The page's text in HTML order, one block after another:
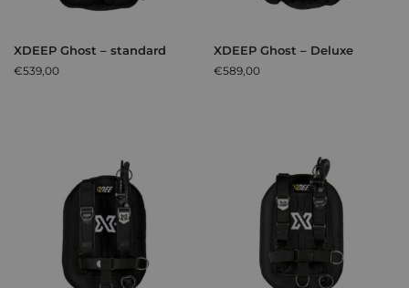
XDEEP Ghost – standard
€539,00
XDEEP Ghost – Deluxe
€589,00